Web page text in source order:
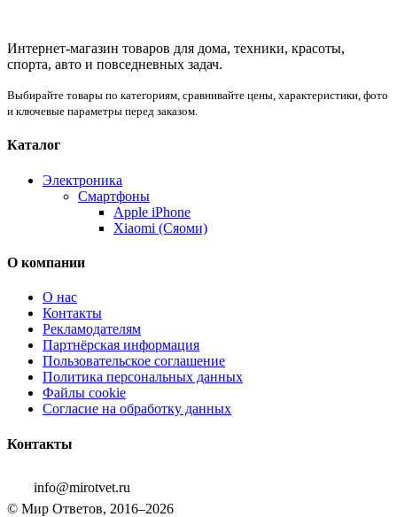
Интернет-магазин товаров для дома, техники, красоты,
спорта, авто и повседневных задач.
Выбирайте товары по категориям, сравнивайте цены, характеристики, фото
и ключевые параметры перед заказом.
Каталог
Электроника
Смартфоны
Apple iPhone
Xiaomi (Сяоми)
О компании
О нас
Контакты
Рекламодателям
Партнёрская информация
Пользовательское соглашение
Политика персональных данных
Файлы cookie
Согласие на обработку данных
Контакты
info@mirotvet.ru
© Мир Ответов, 2016–2026